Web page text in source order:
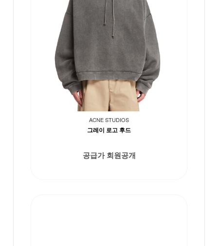
ACNE STUDIOS
그레이 로고 후드
공급가 회원공개